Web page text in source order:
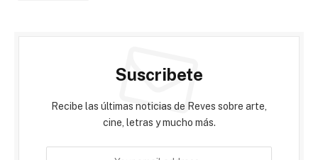
Suscribete
Recibe las últimas noticias de Reves sobre arte,
cine, letras y mucho más.